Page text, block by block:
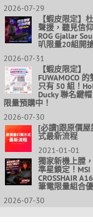
2026-07-29
【蝦皮限定】
聲援，聽見信
ROG Gjallar
叭限量20組開
2026-07-31
【蝦皮限定】
FUWAMOCO
只有 50 組！
Ducky 聯名鍵
限量預購中！
2026-07-30
[必讀]跟原價屋
式最新流程
2021-01-01
獨家新機上膛
準星鎖定！MSI
CROSSHAIR
筆電限量組合
2026-07-30